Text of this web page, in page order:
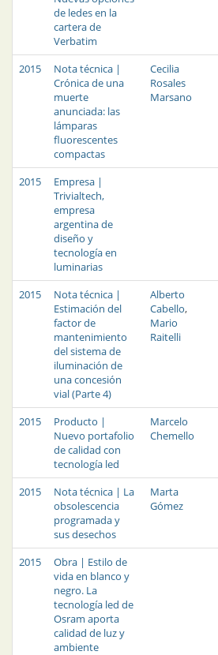
de ledes en la
cartera de
Verbatim
2015
Nota técnica |
Crónica de una
muerte
anunciada: las
lámparas
fluorescentes
compactas
Cecilia
Rosales
Marsano
2015
Empresa |
Trivialtech,
empresa
argentina de
diseño y
tecnología en
luminarias
2015
Nota técnica |
Estimación del
factor de
mantenimiento
del sistema de
iluminación de
una concesión
vial (Parte 4)
Alberto
Cabello,
Mario
Raitelli
2015
Producto |
Nuevo portafolio
de calidad con
tecnología led
Marcelo
Chemello
2015
Nota técnica | La
obsolescencia
programada y
sus desechos
Marta
Gómez
2015
Obra | Estilo de
vida en blanco y
negro. La
tecnología led de
Osram aporta
calidad de luz y
ambiente